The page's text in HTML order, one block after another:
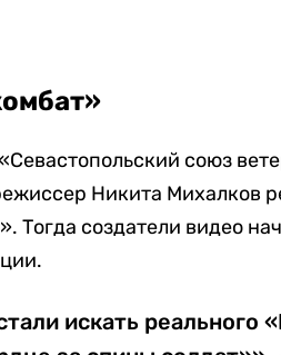
союз
Никита Михалков
Тогда создатели видео
искать реального